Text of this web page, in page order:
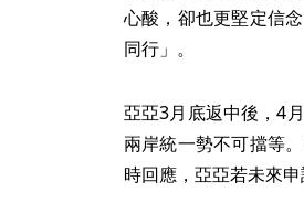
心酸，卻也更堅定信
同行」。
亞亞3月底返中後，4
兩岸統一勢不可擋等
時回應，亞亞若未來